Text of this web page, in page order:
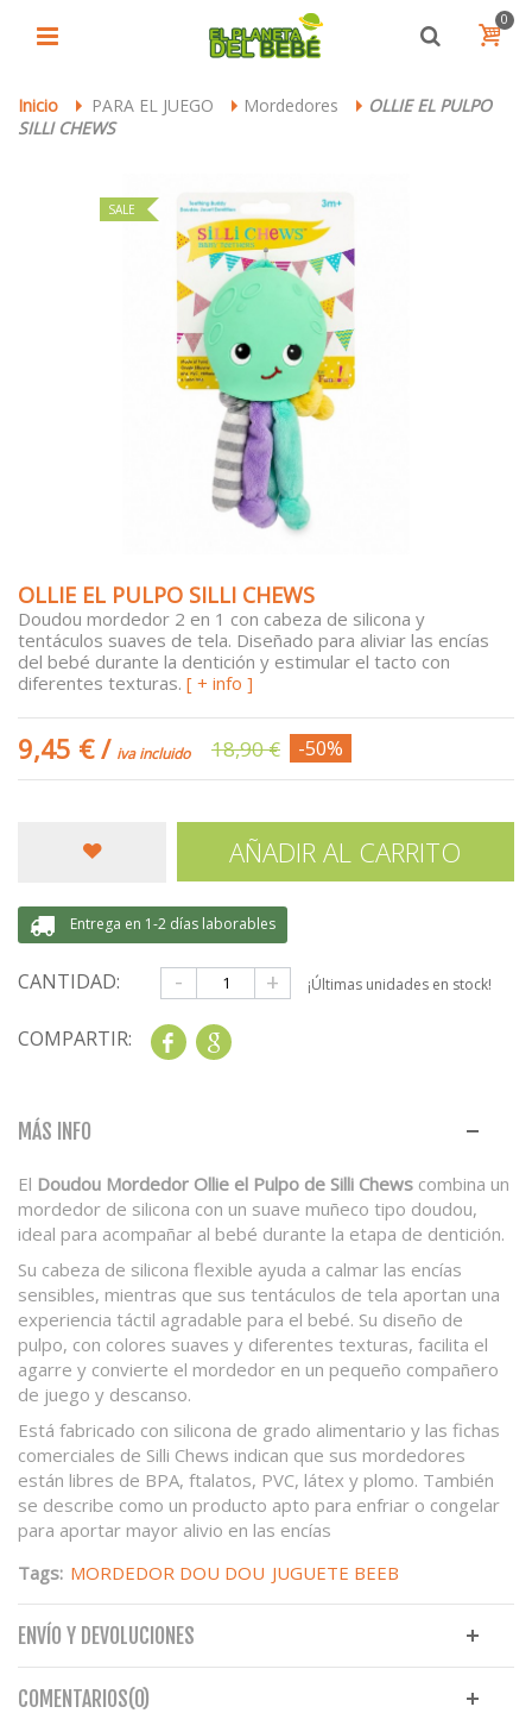
0
Inicio > PARA EL JUEGO > Mordedores > OLLIE EL PULPO
SILLI CHEWS
SALE
OLLIE EL PULPO SILLI CHEWS
Doudou mordedor 2 en 1 con cabeza de silicona y
tentáculos suaves de tela. Diseñado para aliviar las encías
del bebé durante la dentición y estimular el tacto con
diferentes texturas. [ + info ]
9,45 €/ iva incluido 18,90 € -50%
AÑADIR AL CARRITO
Entrega en 1-2 días laborables
CANTIDAD: - + ¡Últimas unidades en stock!
COMPARTIR: Share
MÁS INFO
El Doudou Mordedor Ollie el Pulpo de Silli Chews combina un
mordedor de silicona con un suave muñeco tipo doudou,
ideal para acompañar al bebé durante la etapa de dentición.
Su cabeza de silicona flexible ayuda a calmar las encías
sensibles, mientras que sus tentáculos de tela aportan una
experiencia táctil agradable para el bebé. Su diseño de
pulpo, con colores suaves y diferentes texturas, facilita el
agarre y convierte el mordedor en un pequeño compañero
de juego y descanso.
Está fabricado con silicona de grado alimentario y las fichas
comerciales de Silli Chews indican que sus mordedores
están libres de BPA, ftalatos, PVC, látex y plomo. También
se describe como un producto apto para enfriar o congelar
para aportar mayor alivio en las encías
Tags: MORDEDOR DOU DOU JUGUETE BEEB
ENVÍO Y DEVOLUCIONES
COMENTARIOS(0)